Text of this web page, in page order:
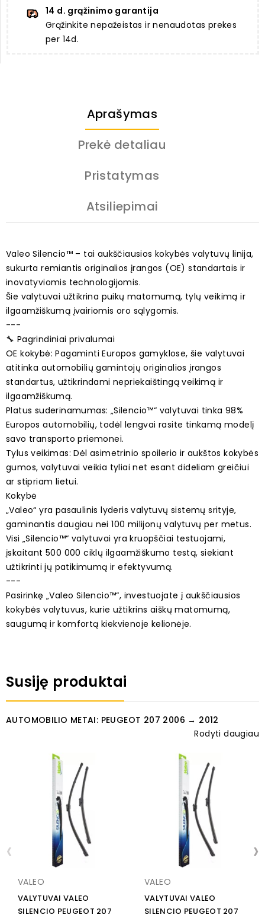
14 d. grąžinimo garantija
Grąžinkite nepažeistas ir nenaudotas prekes
per 14d.
Aprašymas
Prekė detaliau
Pristatymas
Atsiliepimai
Valeo Silencio™ – tai aukščiausios kokybės valytuvų linija,
sukurta remiantis originalios įrangos (OE) standartais ir
inovatyviomis technologijomis.
Šie valytuvai užtikrina puikų matomumą, tylų veikimą ir
ilgaamžiškumą įvairiomis oro sąlygomis.
---
🔧 Pagrindiniai privalumai
OE kokybė: Pagaminti Europos gamyklose, šie valytuvai
atitinka automobilių gamintojų originalios įrangos
standartus, užtikrindami nepriekaištingą veikimą ir
ilgaamžiškumą.
Platus suderinamumas: „Silencio™“ valytuvai tinka 98%
Europos automobilių, todėl lengvai rasite tinkamą modelį
savo transporto priemonei.
Tylus veikimas: Dėl asimetrinio spoilerio ir aukštos kokybės
gumos, valytuvai veikia tyliai net esant dideliam greičiui
ar stipriam lietui.
Kokybė
„Valeo“ yra pasaulinis lyderis valytuvų sistemų srityje,
gaminantis daugiau nei 100 milijonų valytuvų per metus.
Visi „Silencio™“ valytuvai yra kruopščiai testuojami,
įskaitant 500 000 ciklų ilgaamžiškumo testą, siekiant
užtikrinti jų patikimumą ir efektyvumą.
---
Pasirinkę „Valeo Silencio™“, investuojate į aukščiausios
kokybės valytuvus, kurie užtikrins aiškų matomumą,
saugumą ir komfortą kiekvienoje kelionėje.
Susiję produktai
AUTOMOBILIO METAI: PEUGEOT 207 2006 → 2012
Rodyti daugiau
VALEO
VALYTUVAI VALEO
SILENCIO PEUGEOT 207
VALEO
VALYTUVAI VALEO
SILENCIO PEUGEOT 207
‹ ›